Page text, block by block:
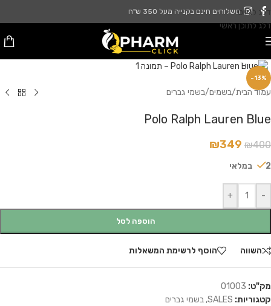
דלג לניווט
דלג לתוכן ראשי
משלוחים חינם בקנייה מעל 350 ש"ח
-13%
עמוד הבית/בשמים/בשמי גברים
Polo Ralph Lauren Blue
₪400
₪349
2 במלאי
-
+
הוספה לסל
השווה הוסף לרשימת המשאלות
מק"ט: 01003
קטגוריות: SALES
, בשמי גברים